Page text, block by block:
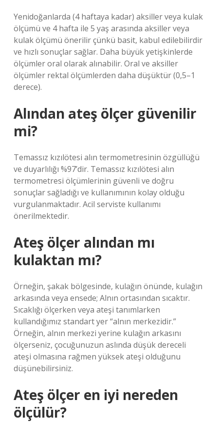
Yenidoğanlarda (4 haftaya kadar) aksiller veya kulak
ölçümü ve 4 hafta ile 5 yaş arasında aksiller veya
kulak ölçümü önerilir çünkü basit, kabul edilebilirdir
ve hızlı sonuçlar sağlar. Daha büyük yetişkinlerde
ölçümler oral olarak alınabilir. Oral ve aksiller
ölçümler rektal ölçümlerden daha düşüktür (0,5–1
derece).
Alından ateş ölçer güvenilir
mi?
Temassız kızılötesi alın termometresinin özgüllüğü
ve duyarlılığı %97’dir. Temassız kızılötesi alın
termometresi ölçümlerinin güvenli ve doğru
sonuçlar sağladığı ve kullanımının kolay olduğu
vurgulanmaktadır. Acil serviste kullanımı
önerilmektedir.
Ateş ölçer alından mı
kulaktan mı?
Örneğin, şakak bölgesinde, kulağın önünde, kulağın
arkasında veya ensede; Alnın ortasından sıcaktır.
Sıcaklığı ölçerken veya ateşi tanımlarken
kullandığımız standart yer “alnın merkezidir.”
Örneğin, alnın merkezi yerine kulağın arkasını
ölçerseniz, çocuğunuzun aslında düşük dereceli
ateşi olmasına rağmen yüksek ateşi olduğunu
düşünebilirsiniz.
Ateş ölçer en iyi nereden
ölçülür?